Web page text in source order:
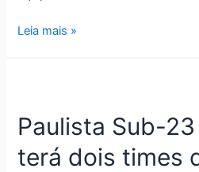
Leia mais »
Paulista Sub-
terá dois times